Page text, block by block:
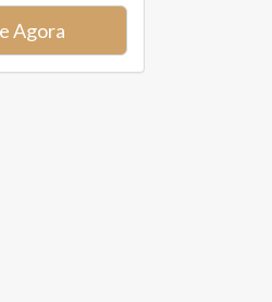
Agora